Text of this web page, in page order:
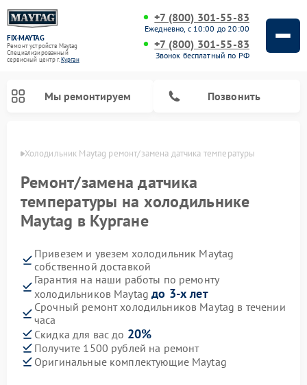
FIX-MAYTAG
Ремонт устройств Maytag
Специализированный
cервисный центр г.Курган
+7 (800) 301-55-83
Ежедневно, с 10:00 до 20:00
+7 (800) 301-55-83
Звонок бесплатный по РФ
Мы ремонтируем Позвонить
Холодильник Maytag ремонт/замена датчика температуры
Ремонт/замена датчика
температуры на холодильнике
Maytag в Кургане
Привезем и увезем холодильник Maytag
собственной доставкой
Гарантия на наши работы по ремонту
холодильников Maytagдо 3-х лет
Срочный ремонт холодильников Maytag в течении
часа
Скидка для вас до 20%
Получите 1500 рублей на ремонт
Оригинальные комплектующие Maytag